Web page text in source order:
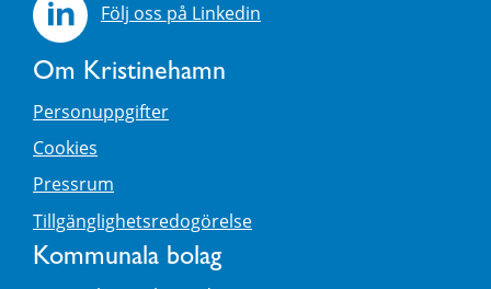
Följ oss på Linkedin
Om Kristinehamn
Personuppgifter
Cookies
Pressrum
Tillgänglighetsredogörelse
Kommunala bolag